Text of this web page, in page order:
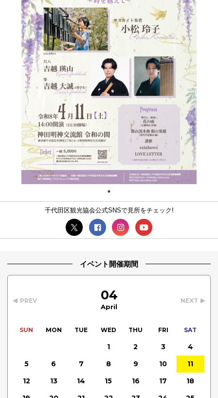
千代田区観光協会公式SNSで見所をチェック!
イベント開催期間
PREV 04
April
NEXT
SUN MON TUE WED THU FRI SAT
1 2 3
4
5
6 7 8 9 10
11
12
13 14 15 16 17
18